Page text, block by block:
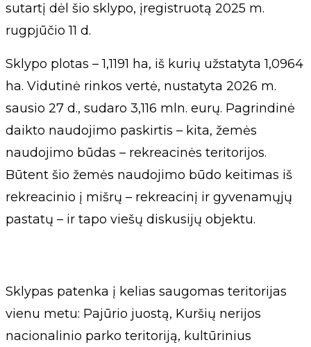
sutartį dėl šio sklypo, įregistruotą 2025 m.
rugpjūčio 11 d.
Sklypo plotas – 1,1191 ha, iš kurių užstatyta 1,0964
ha. Vidutinė rinkos vertė, nustatyta 2026 m.
sausio 27 d., sudaro 3,116 mln. eurų. Pagrindinė
daikto naudojimo paskirtis – kita, žemės
naudojimo būdas – rekreacinės teritorijos.
Būtent šio žemės naudojimo būdo keitimas iš
rekreacinio į mišrų – rekreacinį ir gyvenamųjų
pastatų – ir tapo viešų diskusijų objektu.
Sklypas patenka į kelias saugomas teritorijas
vienu metu: Pajūrio juostą, Kuršių nerijos
nacionalinio parko teritoriją, kultūrinius